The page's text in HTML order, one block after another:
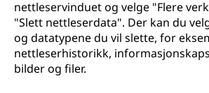
nettleservinduet og velge "Flere
"Slett nettleserdata". Der kan du
og datatypene du vil slette, for
nettleserhistorikk,
bilder og filer.